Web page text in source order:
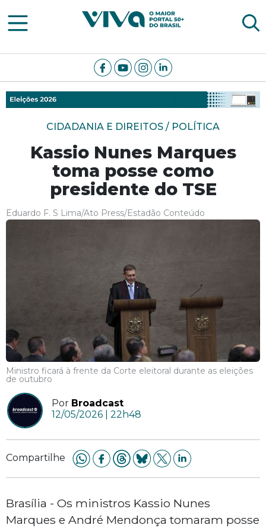
Viva Notícias
CIDADANIA E DIREITOS / POLÍTICA
Kassio Nunes Marques
toma posse como
presidente do TSE
Eduardo F. S Lima/Ato Press/Estadão Conteúdo
Ministro ficará à frente da Corte eleitoral durante as eleições
de outubro
Por Broadcast
12/05/2026 | 22h48
Compartilhe
Brasília - Os ministros Kassio Nunes
Marques e André Mendonça tomaram posse